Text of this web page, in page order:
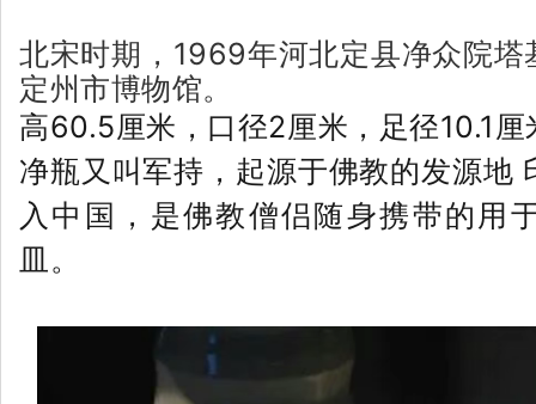
北宋时期，1969年河北定县净众院塔
定州市博物馆。
高60.5厘米，口径2厘米，足径10.1厘
净瓶又叫军持，起源于佛教的发源地
入中国，是佛教僧侣随身携带的用
皿。